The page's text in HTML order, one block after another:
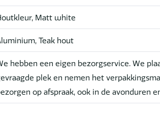
Matt white
Teak hout
hebben een eigen bezorgservice. We
plek en nemen het
op afspraak, ook in de avonduren